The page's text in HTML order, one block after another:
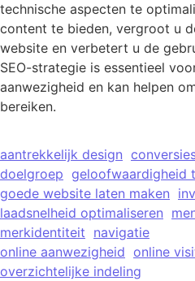
technische aspecten te
content te bieden, vergroot u
website en verbetert u de
SEO-strategie is essentieel
aanwezigheid en kan helpen
bereiken.
aantrekkelijk design
doelgroep geloofwaardigheid
goede website laten maken
laadsnelheid optimaliseren
merkidentiteit navigatie
online aanwezigheid online
overzichtelijke indeling